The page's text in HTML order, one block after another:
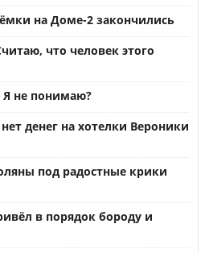
на Доме-2 закончились
что человек этого
не понимаю?
денег на хотелки Вероники
под радостные крики
в порядок бороду и